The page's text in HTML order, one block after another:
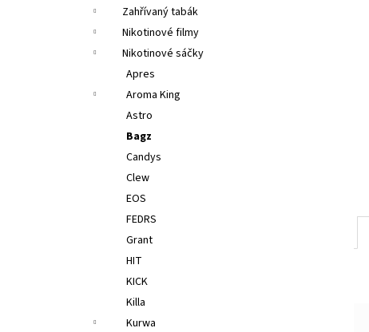
Zahřívaný tabák
Nikotinové filmy
Nikotinové sáčky
Apres
Aroma King
Astro
Bagz
Candys
Clew
EOS
FEDRS
Grant
HIT
KICK
Killa
Kurwa